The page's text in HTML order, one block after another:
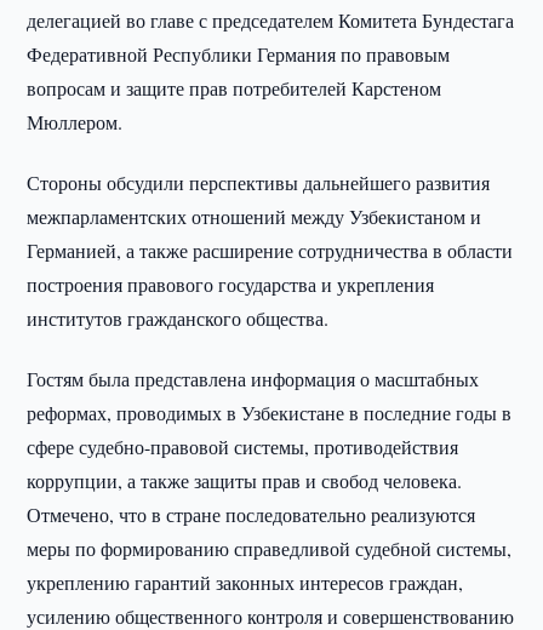
делегацией во главе с председателем Комитета Бундестага
Федеративной Республики Германия по правовым
вопросам и защите прав потребителей Карстеном
Мюллером.
Стороны обсудили перспективы дальнейшего развития
межпарламентских отношений между Узбекистаном и
Германией, а также расширение сотрудничества в области
построения правового государства и укрепления
институтов гражданского общества.
Гостям была представлена информация о масштабных
реформах, проводимых в Узбекистане в последние годы в
сфере судебно-правовой системы, противодействия
коррупции, а также защиты прав и свобод человека.
Отмечено, что в стране последовательно реализуются
меры по формированию справедливой судебной системы,
укреплению гарантий законных интересов граждан,
усилению общественного контроля и совершенствованию